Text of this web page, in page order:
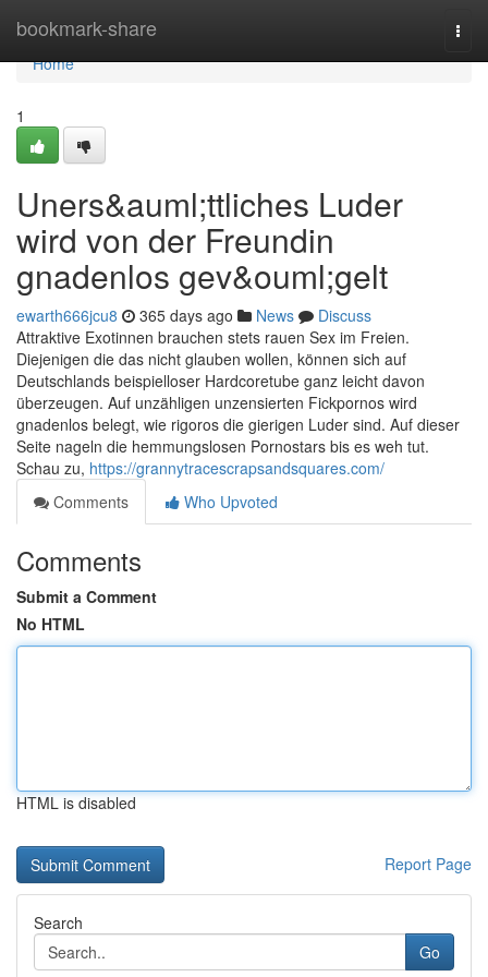
bookmark-share
Home
Home
1
Uners&auml;ttliches Luder
wird von der Freundin
gnadenlos gev&ouml;gelt
ewarth666jcu8 365 days ago News
Discuss
Attraktive Exotinnen brauchen stets rauen Sex im Freien.
Diejenigen die das nicht glauben wollen, können sich auf
Deutschlands beispielloser Hardcoretube ganz leicht davon
überzeugen. Auf unzähligen unzensierten Fickpornos wird
gnadenlos belegt, wie rigoros die gierigen Luder sind. Auf dieser
Seite nageln die hemmungslosen Pornostars bis es weh tut.
Schau zu, https://grannytracescrapsandsquares.com/
Comments
Who Upvoted
Comments
Submit a Comment
No HTML
HTML is disabled
Report Page
Search
Go